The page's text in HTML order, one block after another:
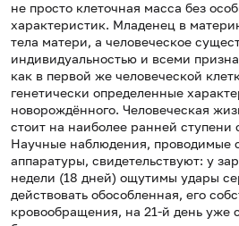
не просто клеточная масса без
характеристик. Младенец в
тела матери, а человеческое
индивидуальностью и всеми
как в первой же человеческой
генетически определенные
новорождённого. Человеческая
стоит на наиболее ранней ступени
Научные наблюдения, проводимые
аппаратуры, свидетельствуют: у
недели (18 дней) ощутимы удары
действовать обособленная, его
кровообращения, на 21-й день уже